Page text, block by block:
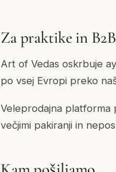
Za praktike in B2B
Art of Vedas oskrbuje
po vsej Evropi preko
Veleprodajna platforma
večjimi pakiranji in